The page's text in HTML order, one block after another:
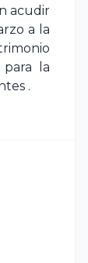
acudir
a la
para la
.